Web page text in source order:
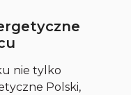
nie tylko
Polski,